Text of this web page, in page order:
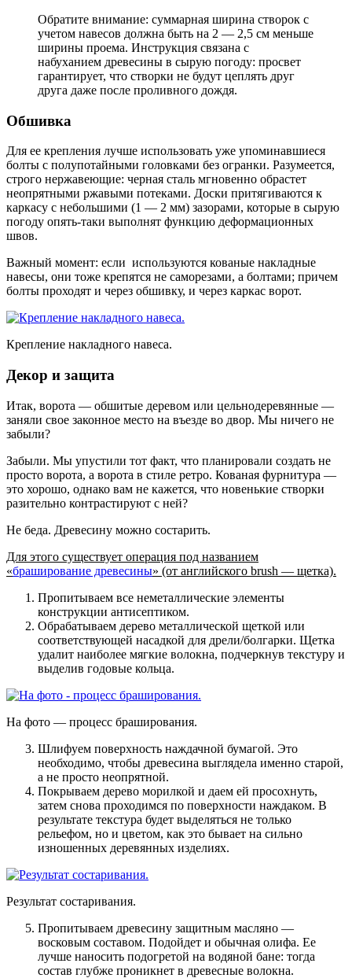
Обратите внимание: суммарная ширина створок с
учетом навесов должна быть на 2 — 2,5 см меньше
ширины проема. Инструкция связана с
набуханием древесины в сырую погоду: просвет
гарантирует, что створки не будут цеплять друг
друга даже после проливного дождя.
Обшивка
Для ее крепления лучше использовать уже упоминавшиеся
болты с полупотайными головками без огранки. Разумеется,
строго нержавеющие: черная сталь мгновенно обрастет
неопрятными ржавыми потеками. Доски притягиваются к
каркасу с небольшими (1 — 2 мм) зазорами, которые в сырую
погоду опять-таки выполнят функцию деформационных
швов.
Важный момент: если используются кованые накладные
навесы, они тоже крепятся не саморезами, а болтами; причем
болты проходят и через обшивку, и через каркас ворот.
Крепление накладного навеса.
Декор и защита
Итак, ворота — обшитые деревом или цельнодеревянные —
заняли свое законное место на въезде во двор. Мы ничего не
забыли?
Забыли. Мы упустили тот факт, что планировали создать не
просто ворота, а ворота в стиле ретро. Кованая фурнитура —
это хорошо, однако вам не кажется, что новенькие створки
разительно контрастируют с ней?
Не беда. Древесину можно состарить.
Для этого существует операция под названием
«браширование древесины» (от английского brush — щетка).
Пропитываем все неметаллические элементы
конструкции антисептиком.
Обрабатываем дерево металлической щеткой или
соответствующей насадкой для дрели/болгарки. Щетка
удалит наиболее мягкие волокна, подчеркнув текстуру и
выделив годовые кольца.
На фото — процесс браширования.
Шлифуем поверхность наждачной бумагой. Это
необходимо, чтобы древесина выглядела именно старой,
а не просто неопрятной.
Покрываем дерево морилкой и даем ей просохнуть,
затем снова проходимся по поверхности наждаком. В
результате текстура будет выделяться не только
рельефом, но и цветом, как это бывает на сильно
изношенных деревянных изделиях.
Результат состаривания.
Пропитываем древесину защитным масляно —
восковым составом. Подойдет и обычная олифа. Ее
лучше наносить подогретой на водяной бане: тогда
состав глубже проникнет в древесные волокна.